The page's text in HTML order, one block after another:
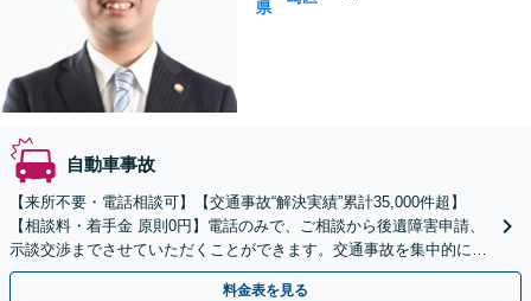
県
自動車事故
【来所不要・電話相談可】【交通事故“解決実績”累計35,000件超】
【相談料・着手金 原則0円】電話のみで、ご相談から後遺障害申請、
示談交渉までさせていただくことができます。交通事故を集中的に取
り扱っている弁護士が全力でサポート！
料金表を見る